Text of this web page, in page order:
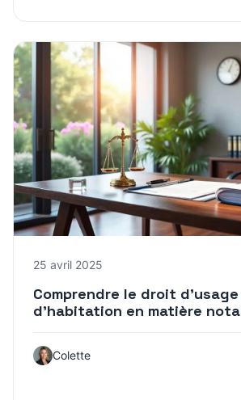
25 avril 2025
Comprendre le droit
d’habitation en matière
Colette